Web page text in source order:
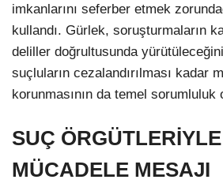
imkanlarını seferber etmek
kullandı. Gürlek, soruşturmaların
deliller doğrultusunda
suçluların cezalandırılması kadar
korunmasının da temel sorumluluk
SUÇ ÖRGÜTLERİYLE
MÜCADELE MESAJI